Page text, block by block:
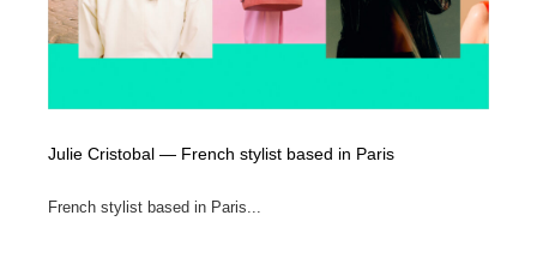
Julie Cristobal — French stylist based in Paris
French stylist based in Paris...